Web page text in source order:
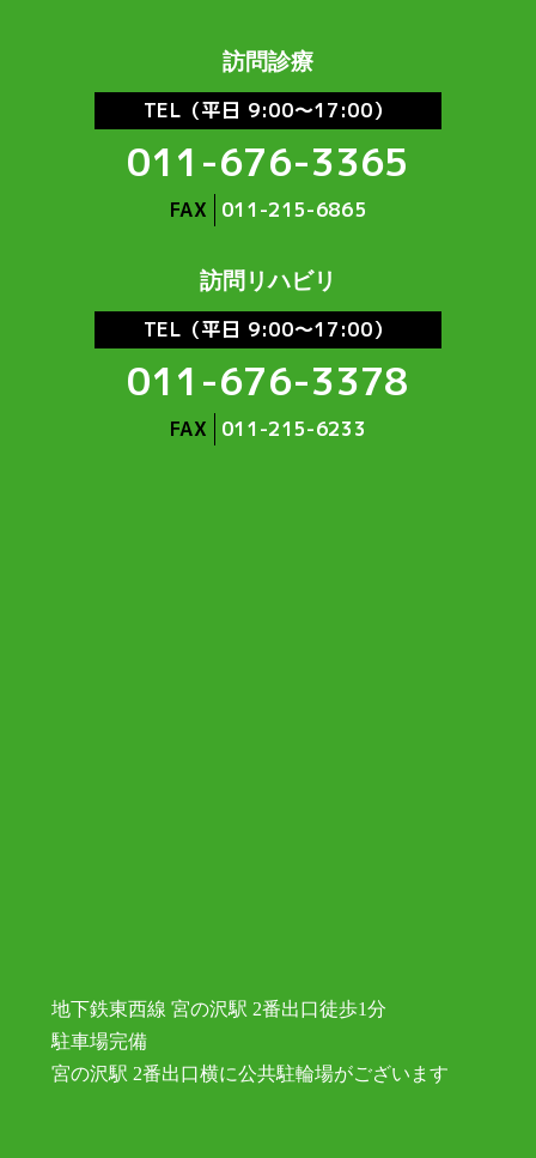
訪問診療
TEL（平日 9:00～17:00）
011-676-3365
FAX 011-215-6865
訪問リハビリ
TEL（平日 9:00～17:00）
011-676-3378
FAX 011-215-6233
地下鉄東西線 宮の沢駅 2番出口徒歩1分
駐車場完備
宮の沢駅 2番出口横に公共駐輪場がございます